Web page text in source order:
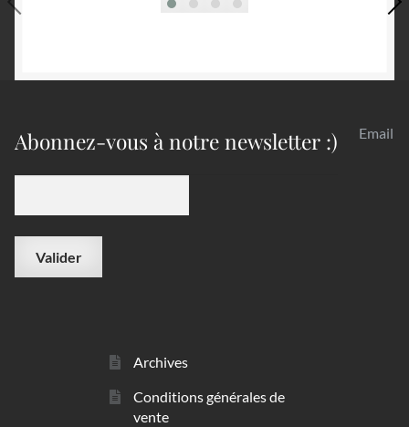
Abonnez-vous à notre newsletter :) Email
Archives
Conditions générales de
vente